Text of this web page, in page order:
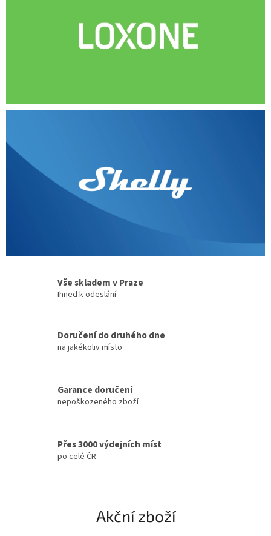
Vše skladem v Praze
Ihned k odeslání
Doručení do druhého dne
na jakékoliv místo
Garance doručení
nepoškozeného zboží
Přes 3000 výdejních míst
po celé ČR
Akční zboží